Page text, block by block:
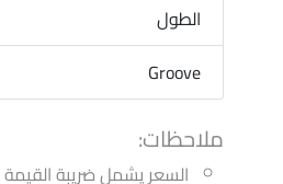
الطول
Groove
ملاحظات:
السعر يشمل ضريبة